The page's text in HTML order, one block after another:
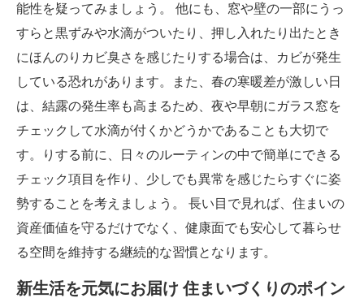
能性を疑ってみましょう。 他にも、窓や壁の一部にうっ
すらと黒ずみや水滴がついたり、押し入れたり出たとき
にほんのりカビ臭さを感じたりする場合は、カビが発生
している恐れがあります。また、春の寒暖差が激しい日
は、結露の発生率も高まるため、夜や早朝にガラス窓を
チェックして水滴が付くかどうかであることも大切で
す。りする前に、日々のルーティンの中で簡単にできる
チェック項目を作り、少しでも異常を感じたらすぐに姿
勢することを考えましょう。 長い目で見れば、住まいの
資産価値を守るだけでなく、健康面でも安心して暮らせ
る空間を維持する継続的な習慣となります。
新生活を元気にお届け 住まいづくりのポイン